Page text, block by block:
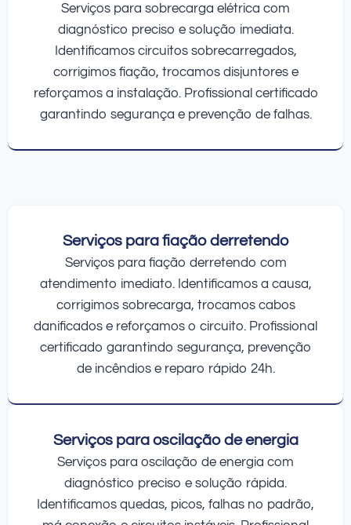
Serviços para sobrecarga elétrica com
diagnóstico preciso e solução imediata.
Identificamos circuitos sobrecarregados,
corrigimos fiação, trocamos disjuntores e
reforçamos a instalação. Profissional certificado
garantindo segurança e prevenção de falhas.
Serviços para fiação derretendo
Serviços para fiação derretendo com
atendimento imediato. Identificamos a causa,
corrigimos sobrecarga, trocamos cabos
danificados e reforçamos o circuito. Profissional
certificado garantindo segurança, prevenção
de incêndios e reparo rápido 24h.
Serviços para oscilação de energia
Serviços para oscilação de energia com
diagnóstico preciso e solução rápida.
Identificamos quedas, picos, falhas no padrão,